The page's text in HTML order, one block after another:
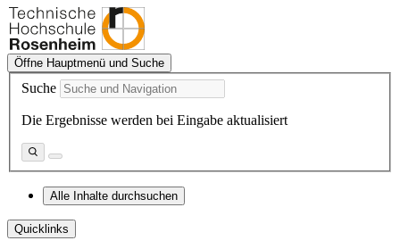
Öffne Hauptmenü und Suche
Suche
Die Ergebnisse werden bei Eingabe aktualisiert
Alle Inhalte durchsuchen
Quicklinks